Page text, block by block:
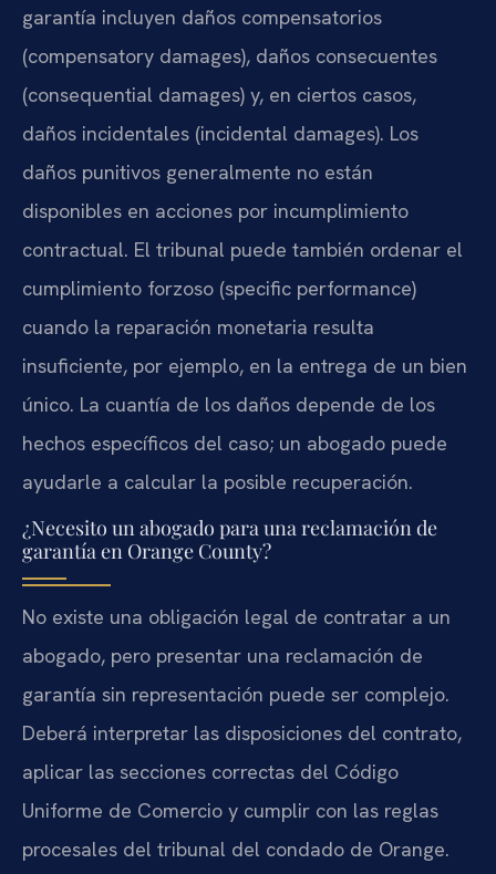
garantía incluyen daños compensatorios
(compensatory damages), daños consecuentes
(consequential damages) y, en ciertos casos,
daños incidentales (incidental damages). Los
daños punitivos generalmente no están
disponibles en acciones por incumplimiento
contractual. El tribunal puede también ordenar el
cumplimiento forzoso (specific performance)
cuando la reparación monetaria resulta
insuficiente, por ejemplo, en la entrega de un bien
único. La cuantía de los daños depende de los
hechos específicos del caso; un abogado puede
ayudarle a calcular la posible recuperación.
¿Necesito un abogado para una reclamación de
garantía en Orange County?
No existe una obligación legal de contratar a un
abogado, pero presentar una reclamación de
garantía sin representación puede ser complejo.
Deberá interpretar las disposiciones del contrato,
aplicar las secciones correctas del Código
Uniforme de Comercio y cumplir con las reglas
procesales del tribunal del condado de Orange.